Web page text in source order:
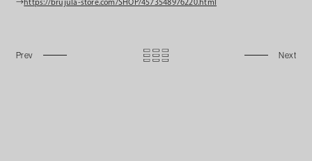
→https://brujula-store.com/SHOP/4573548976220.html